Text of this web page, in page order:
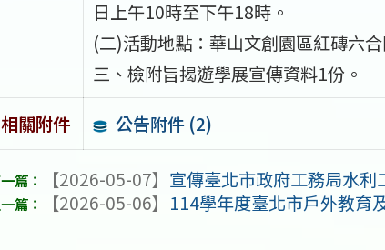
日上午10時至下午18時。
(二)活動地點：華山文創園區紅磚六合
三、檢附旨揭遊學展宣傳資料1份。
相關附件
公告附件 (2)
【2026-05-07】 宣傳臺北市政府工務局水利
【2026-05-06】 114學年度臺北市戶外教育